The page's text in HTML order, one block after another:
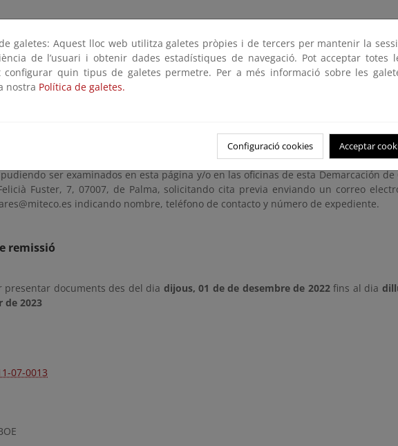
Peticionario Lugar
municipal
0013
Mª JESÚS ARAMENDI
ANTEPARA
DESEMBOCADURA
estará a disposición del público durante un plazo de VEINTE (20) DÍAS
cual los interesados podrán formular las alegaciones que estimen oportunas),
siguiente a aquél en que tenga lugar la publicación de este anuncio en el Boletín
ser examinados en esta página y/o en las oficinas de esta Demarcación de
Fuster, 7, 07007, de Palma, solicitando cita previa enviando un correo
indicando nombre, teléfono de contacto y número de expediente.
remissió
presentar documents des del dia dijous, 01 de de desembre de 2022fins al dia
de 2023
07-0013
galetes: Aquest lloc web utilitza galetes pròpies i de tercers per mantenir la
de l’usuari i obtenir dades estadístiques de navegació. Pot acceptar totes
quin tipus de galetes permetre. Per a més informació sobre les
nostra Política de galetes.
Configuració cookies Acceptar